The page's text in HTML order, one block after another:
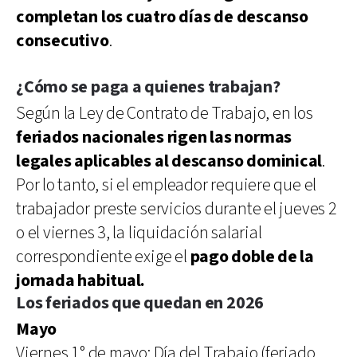
completan los cuatro días de descanso
consecutivo.
¿Cómo se paga a quienes trabajan?
Según la Ley de Contrato de Trabajo, en los
feriados nacionales rigen las normas
legales aplicables al descanso dominical.
Por lo tanto, si el empleador requiere que el
trabajador preste servicios durante el jueves 2
o el viernes 3, la liquidación salarial
correspondiente exige el pago doble de la
jornada habitual.
Los feriados que quedan en 2026
Mayo